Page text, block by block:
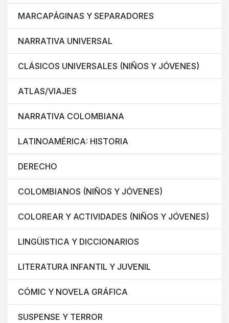
MARCAPÁGINAS Y SEPARADORES
NARRATIVA UNIVERSAL
CLÁSICOS UNIVERSALES (NIÑOS Y JÓVENES)
ATLAS/VIAJES
NARRATIVA COLOMBIANA
LATINOAMÉRICA: HISTORIA
DERECHO
COLOMBIANOS (NIÑOS Y JÓVENES)
COLOREAR Y ACTIVIDADES (NIÑOS Y JÓVENES)
LINGÜISTICA Y DICCIONARIOS
LITERATURA INFANTIL Y JUVENIL
CÓMIC Y NOVELA GRÁFICA
SUSPENSE Y TERROR